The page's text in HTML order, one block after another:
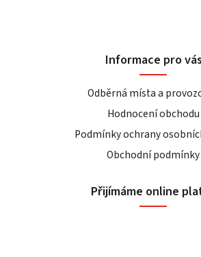
Informace pro
Odběrná místa a
Hodnocení obchodu
Podmínky ochrany
Obchodní podmínky
Přijímáme online